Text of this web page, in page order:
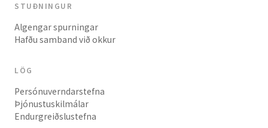
STUÐNINGUR
Algengar spurningar
Hafðu samband við okkur
LÖG
Persónuverndarstefna
Þjónustuskilmálar
Endurgreiðslustefna